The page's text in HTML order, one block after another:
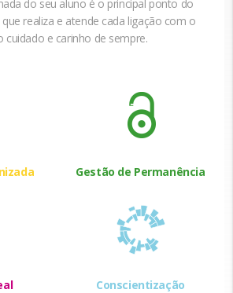
do seu aluno é o principal ponto do
realiza e atende cada ligação com o
cuidado e carinho de sempre.
Gestão de Permanência
Conscientização